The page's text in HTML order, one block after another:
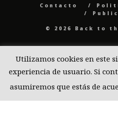
Contacto
© 2026 Back to
Utilizamos cookies en este
experiencia de usuario. Si
asumiremos que estás de